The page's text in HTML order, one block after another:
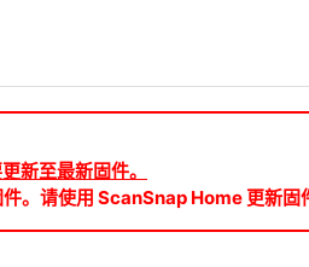
新至最新固件。
。请使用 ScanSnap Home 更新固